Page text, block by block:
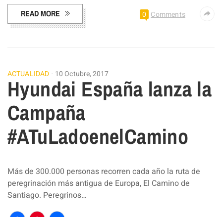
READ MORE 0 Comments
ACTUALIDAD 10 Octubre, 2017
Hyundai España lanza la
Campaña
#ATuLadoenelCamino
Más de 300.000 personas recorren cada año la ruta de
peregrinación más antigua de Europa, El Camino de
Santiago. Peregrinos…